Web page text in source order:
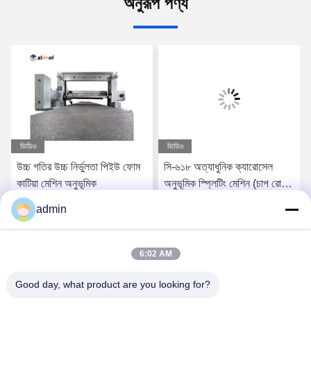
ভিডিও
উচ্চ গতির উচ্চ নির্ভুলতা পিইউ ফোম
কাটিয়া মেশিন অনুভূমিক
সেরা দাম পান
ভিডিও
সি-৬১৮ অত্যাধুনিক ক্যারোসেল
অনুভূমিক স্প্লিটিং মেশিন (চাপ রোল
সেরা দাম পান
admin
6:02 AM
Good day, what product are you looking for?